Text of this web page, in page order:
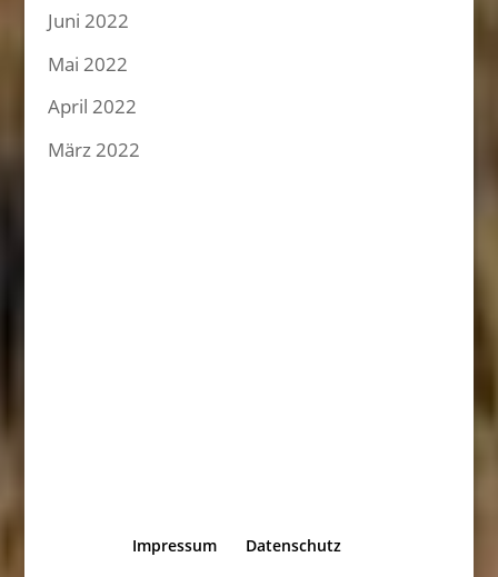
Juni 2022
Mai 2022
April 2022
März 2022
Impressum Datenschutz